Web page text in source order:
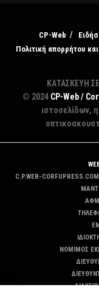
CP-Web
Πολιτική απορρήτου
ΚΑΤΑΣΚΕΥΗ
© 2024 CP-Web /
ιστοσελίδων,
C.P.WEB-
ΝΟΜΙΜΟΣ